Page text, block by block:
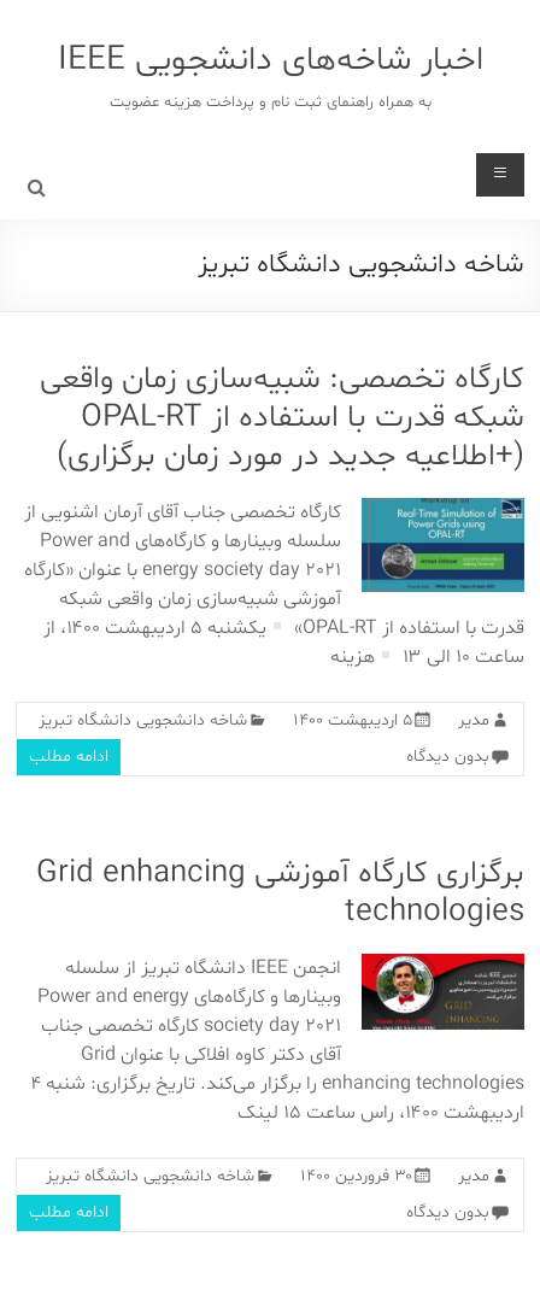
اخبار شاخه‌های دانشجویی IEEE
به همراه راهنمای ثبت نام و پرداخت هزینه عضویت
شاخه دانشجویی دانشگاه تبریز
کارگاه تخصصی: شبیه‌سازی زمان واقعی
شبکه قدرت با استفاده از OPAL-RT
(+اطلاعیه جدید در مورد زمان برگزاری)
کارگاه تخصصی جناب آقای آرمان اشنویی از
سلسله وبینارها و کارگاه‌های Power and
energy society day 2021 با عنوان «کارگاه
آموزشی شبیه‌سازی زمان واقعی شبکه
قدرت با استفاده از OPAL-RT»
یکشنبه ۵ اردیبهشت ۱۴۰۰، از
ساعت ۱۰ الی ۱۳
هزینه
مدیر ۵ اردیبهشت ۱۴۰۰
شاخه دانشجویی دانشگاه تبریز
بدون دیدگاه
ادامه مطلب
برگزاری کارگاه آموزشی Grid enhancing
technologies
انجمن IEEE دانشگاه تبریز از سلسله
وبینارها و کارگاه‌های Power and energy
society day 2021 کارگاه تخصصی جناب
آقای دکتر کاوه افلاکی با عنوان Grid
enhancing technologies را برگزار می‌کند. تاریخ برگزاری: شنبه ۴
اردیبهشت ۱۴۰۰، راس ساعت ۱۵ لینک
مدیر ۳۰ فروردین ۱۴۰۰
شاخه دانشجویی دانشگاه تبریز
بدون دیدگاه
ادامه مطلب